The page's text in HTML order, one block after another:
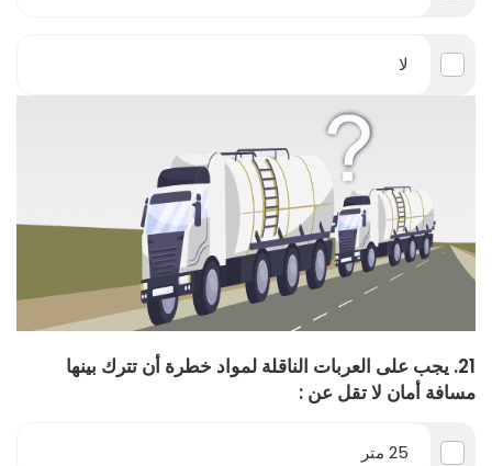
لا
21. يجب على العربات الناقلة لمواد خطرة أن تترك بينها
مسافة أمان لا تقل عن :
25 متر